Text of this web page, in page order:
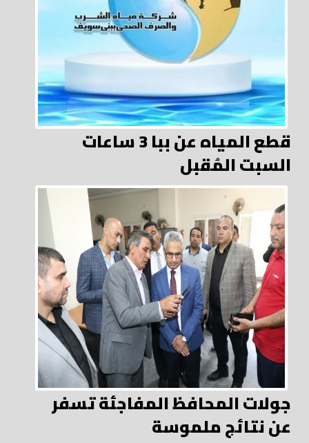
قطع المياه عن ببا 3 ساعات
السبت المُقبل
جولات المحافظ المفاجئة تسفر
عن نتائج ملموسة